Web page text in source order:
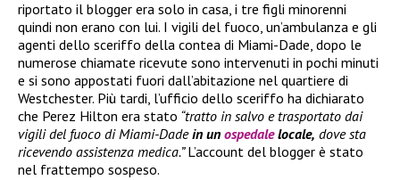
riportato il blogger era solo in casa, i tre figli minorenni
quindi non erano con lui. I vigili del fuoco, un’ambulanza e gli
agenti dello sceriffo della contea di Miami-Dade, dopo le
numerose chiamate ricevute sono intervenuti in pochi minuti
e si sono appostati fuori dall’abitazione nel quartiere di
Westchester. Più tardi, l’ufficio dello sceriffo ha dichiarato
che Perez Hilton era stato “tratto in salvo e trasportato dai
vigili del fuoco di Miami-Dadein un ospedalelocale, dove sta
ricevendo assistenza medica.”L’account del blogger è stato
nel frattempo sospeso.